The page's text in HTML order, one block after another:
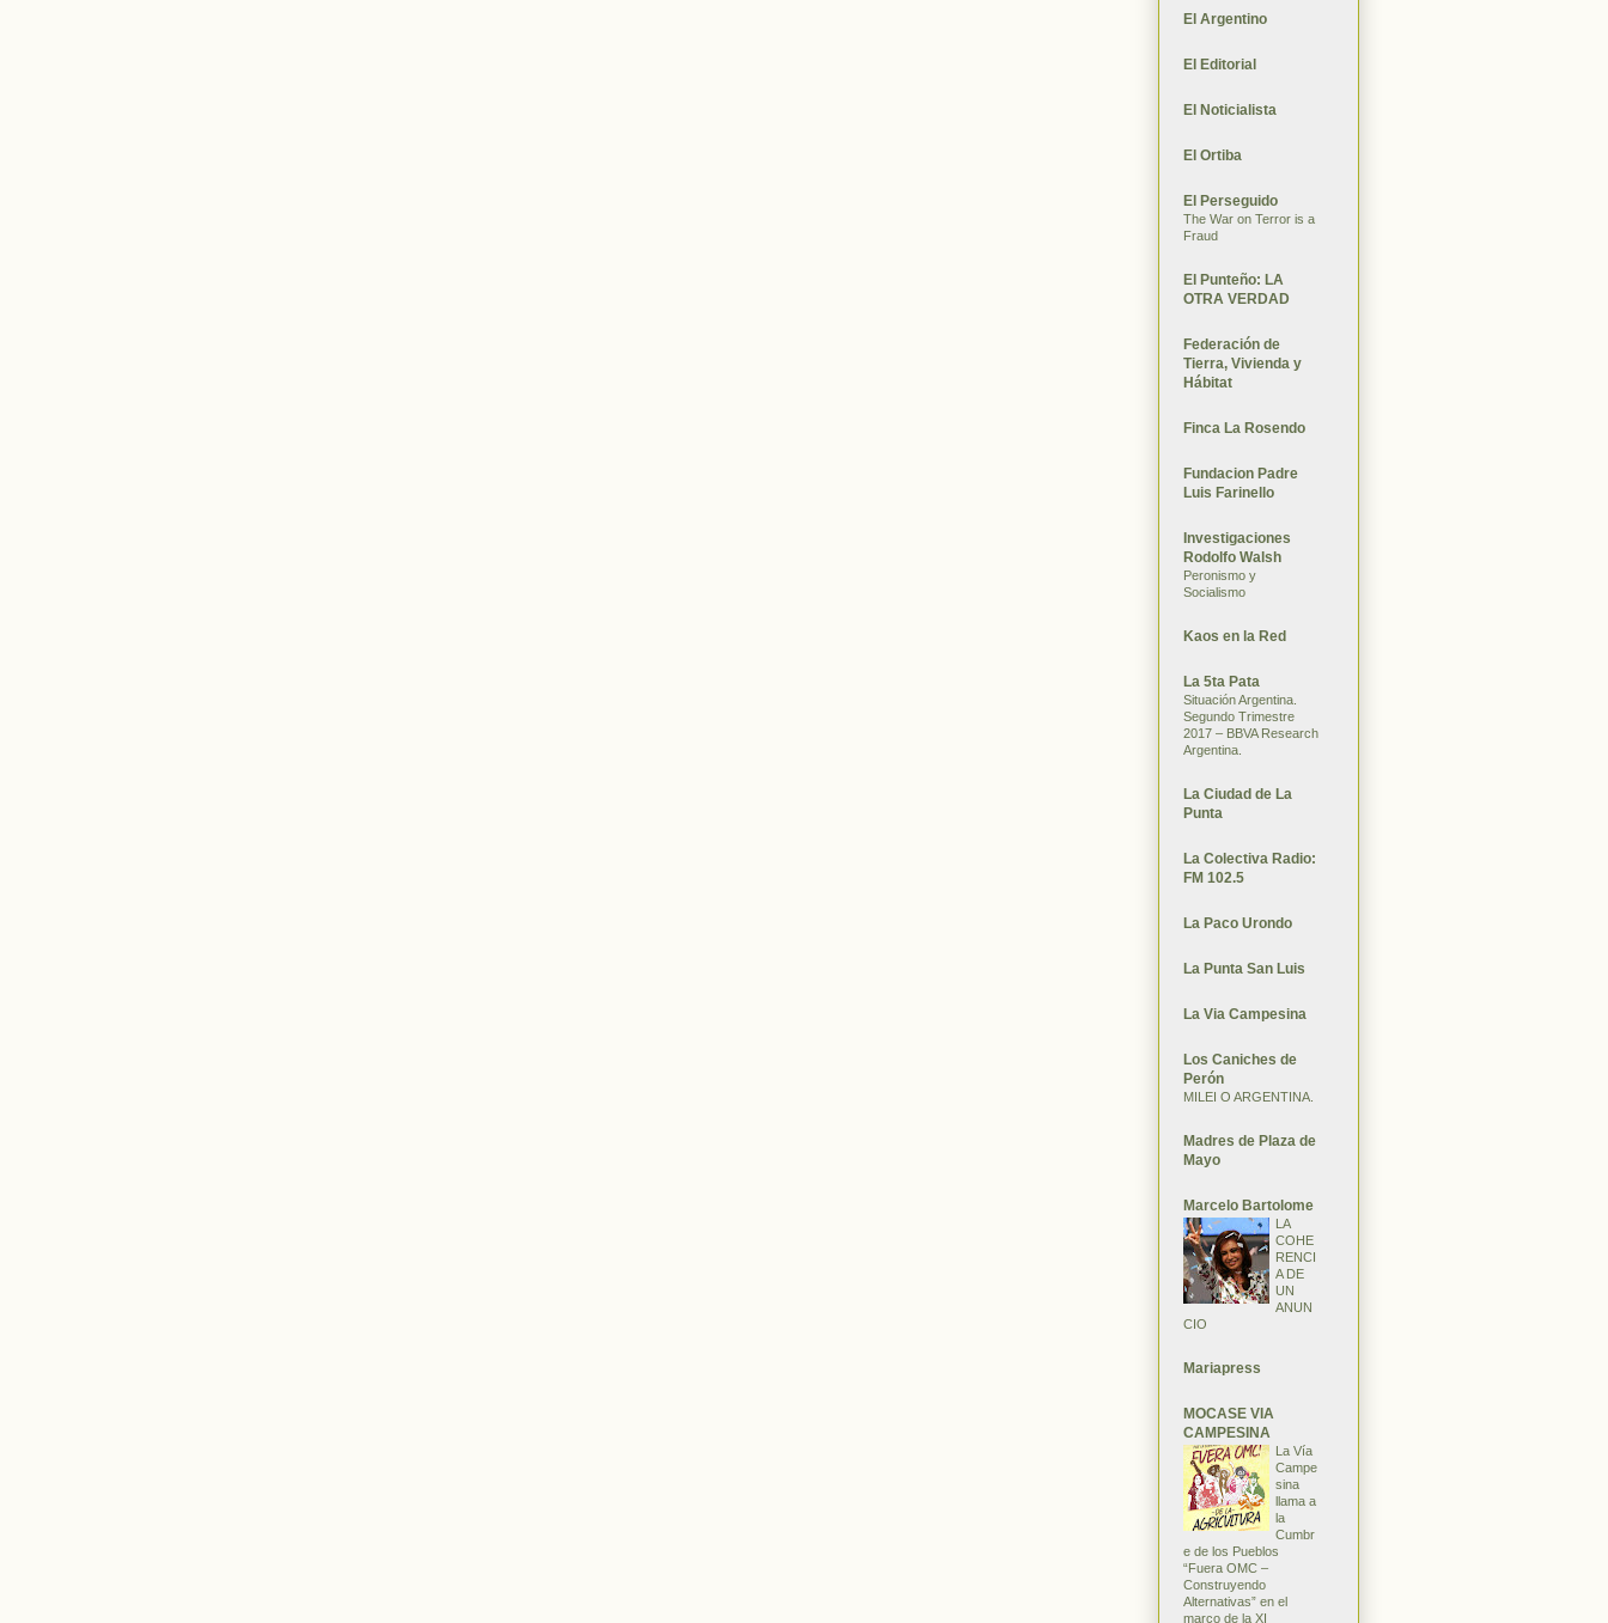
El Argentino
El Editorial
El Noticialista
El Ortiba
El Perseguido
The War on Terror is a
Fraud
El Punteño: LA
OTRA VERDAD
Federación de
Tierra, Vivienda y
Hábitat
Finca La Rosendo
Fundacion Padre
Luis Farinello
Investigaciones
Rodolfo Walsh
Peronismo y
Socialismo
Kaos en la Red
La 5ta Pata
Situación Argentina.
Segundo Trimestre
2017 – BBVA Research
Argentina.
La Ciudad de La
Punta
La Colectiva Radio:
FM 102.5
La Paco Urondo
La Punta San Luis
La Via Campesina
Los Caniches de
Perón
MILEI O ARGENTINA.
Madres de Plaza de
Mayo
Marcelo Bartolome
LA
COHE
RENCI
A DE
UN
ANUN
CIO
Mariapress
MOCASE VIA
CAMPESINA
La Vía
Campe
sina
llama a
la
Cumbr
e de los Pueblos
“Fuera OMC –
Construyendo
Alternativas” en el
marco de la XI